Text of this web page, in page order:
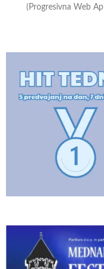
(Progresivna Web